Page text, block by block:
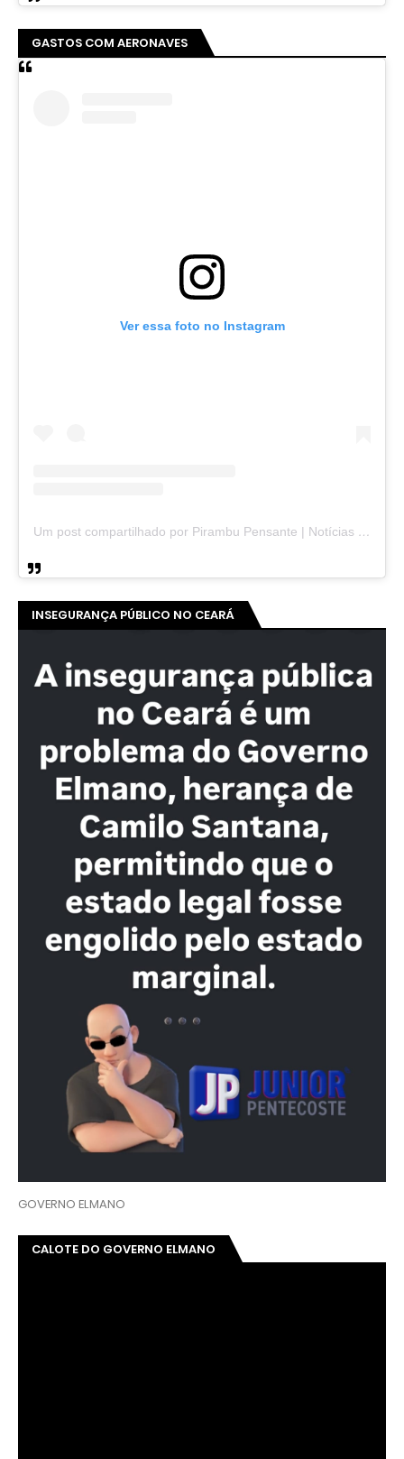
GASTOS COM AERONAVES
Ver essa foto no Instagram
Um post compartilhado por Pirambu Pensante | Notícias & Entretenimento (@pirambupensante)
INSEGURANÇA PÚBLICO NO CEARÁ
GOVERNO ELMANO
CALOTE DO GOVERNO ELMANO